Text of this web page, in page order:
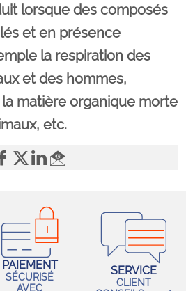
lorsque des composés
et en présence
la respiration des
et des hommes,
matière organique morte
etc.
PAIEMENT
SÉCURISÉ
AVEC
SERVICE
CLIENT